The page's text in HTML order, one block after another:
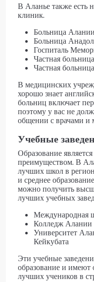
В Аланье также есть
клиник.
Больница
Больница
Госпиталь
Частная
Частная
В медицинских
хорошо знает
больниц включает
поэтому у вас не
общении с врачами и
Учебные
Образование
преимуществом. В
лучших школ в
и среднее
можно получить
лучших учебных
Международная
Колледж Алании
Университет
Кейкубата
Эти учебные
образование и имеют
лучших учеников в